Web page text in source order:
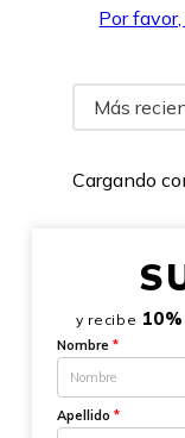
Por
Más
Cargando
y recibe
Nombre *
Apellido *